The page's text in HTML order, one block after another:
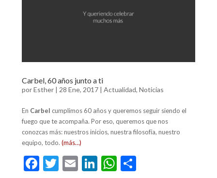
Carbel, 60 años junto a ti
porEsther| 28 Ene, 2017| Actualidad, Noticias
En Carbel cumplimos 60 años y queremos seguir siendo el
fuego que te acompaña. Por eso, queremos que nos
conozcas más: nuestros inicios, nuestra filosofía, nuestro
equipo, todo. (más…)
F T E Li WC